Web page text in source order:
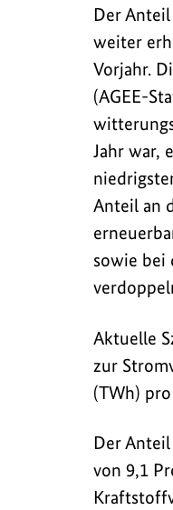
an
der
/>370.000
in
der
Branche
Der
weiter
Vorjahr.
(AGEE-
Jahr war,
Anteil an
sowie bei
Aktuelle
zur
(TWh)
Der
von 9,1